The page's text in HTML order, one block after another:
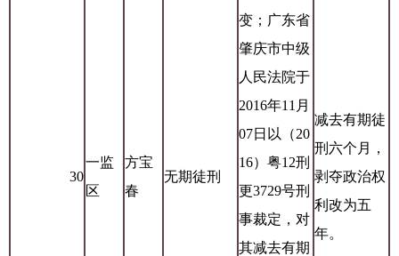
30
一监
区
方宝
春
无期徒刑
变；广东省
肇庆市中级
人民法院于
2016年11月
07日以（20
16）粤12刑
更3729号刑
事裁定，对
其减去有期
减去有期徒
刑六个月，
剥夺政治权
利改为五
年。